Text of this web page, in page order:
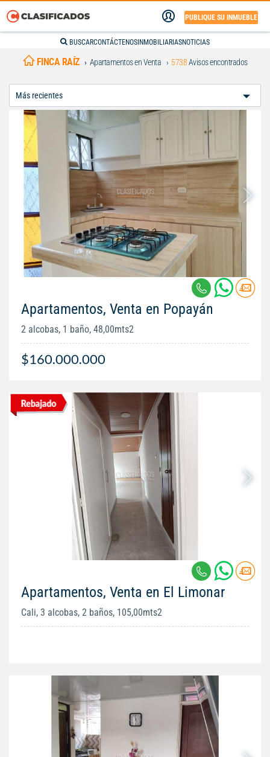
PUBLIQUE SU INMUEBLE
BUSCARCONTÁCTENOS INMOBILIARIASNOTICIAS
FINCA RAÍZ Apartamentos en Venta 5738Avisos encontrados
Apartamentos, Venta en Popayán
2 alcobas, 1 baño, 48,00mts2
$160.000.000
Apartamentos, Venta en El Limonar
Cali, 3 alcobas, 2 baños, 105,00mts2